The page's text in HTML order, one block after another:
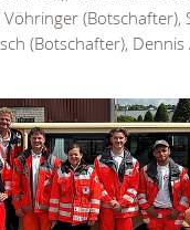
(Botschafter),
(Botschafter), Dennis